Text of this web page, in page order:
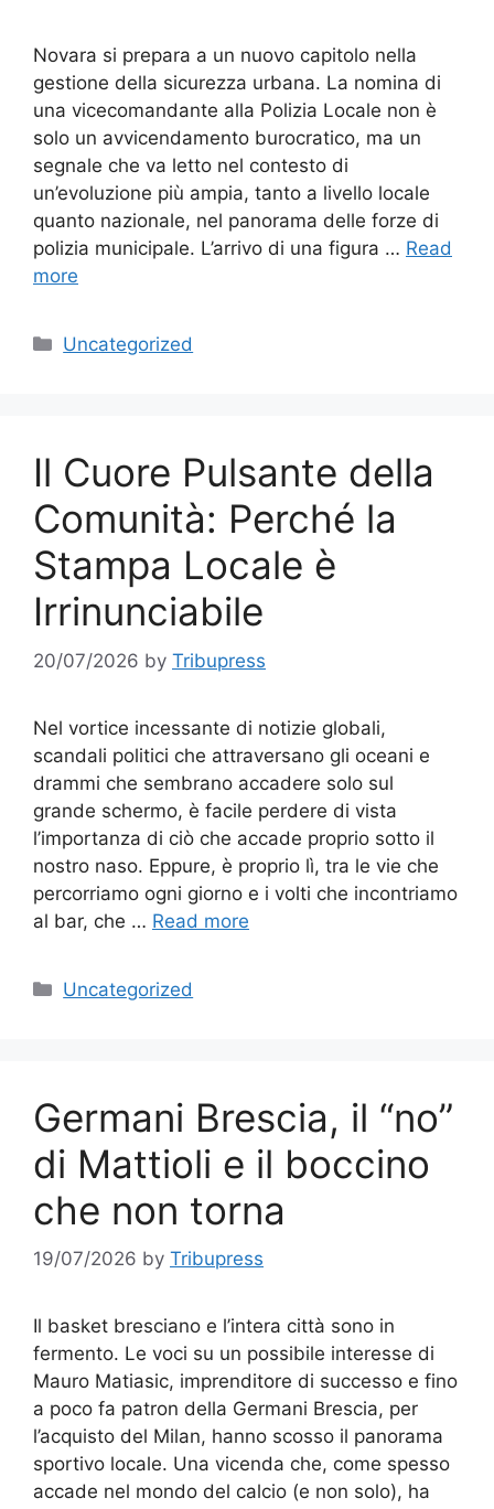
Novara si prepara a un nuovo capitolo nella
gestione della sicurezza urbana. La nomina di
una vicecomandante alla Polizia Locale non è
solo un avvicendamento burocratico, ma un
segnale che va letto nel contesto di
un’evoluzione più ampia, tanto a livello locale
quanto nazionale, nel panorama delle forze di
polizia municipale. L’arrivo di una figura … Read
more
Categories
Uncategorized
Il Cuore Pulsante della
Comunità: Perché la
Stampa Locale è
Irrinunciabile
20/07/2026 by Tribupress
Nel vortice incessante di notizie globali,
scandali politici che attraversano gli oceani e
drammi che sembrano accadere solo sul
grande schermo, è facile perdere di vista
l’importanza di ciò che accade proprio sotto il
nostro naso. Eppure, è proprio lì, tra le vie che
percorriamo ogni giorno e i volti che incontriamo
al bar, che … Read more
Categories
Uncategorized
Germani Brescia, il “no”
di Mattioli e il boccino
che non torna
19/07/2026 by Tribupress
Il basket bresciano e l’intera città sono in
fermento. Le voci su un possibile interesse di
Mauro Matiasic, imprenditore di successo e fino
a poco fa patron della Germani Brescia, per
l’acquisto del Milan, hanno scosso il panorama
sportivo locale. Una vicenda che, come spesso
accade nel mondo del calcio (e non solo), ha